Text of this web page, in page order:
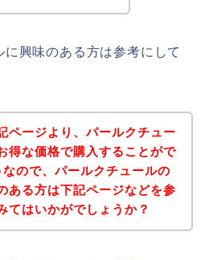
興味のある方は参考にして
ページより、パールクチュー
得な価格で購入することがで
なので、パールクチュールの
ある方は下記ページなどを参
てはいかがでしょうか？